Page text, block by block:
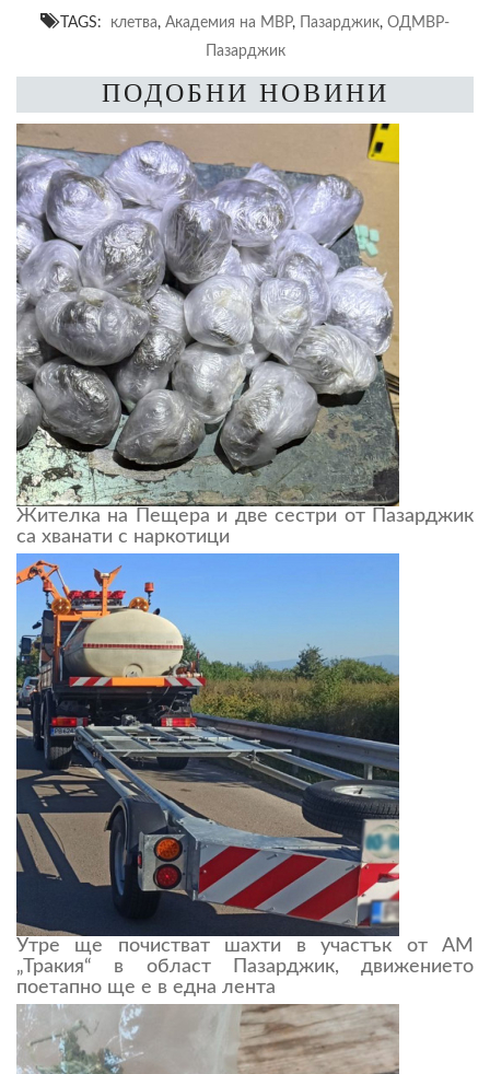
TAGS: клетва, Академия на МВР, Пазарджик, ОДМВР-
Пазарджик
ПОДОБНИ НОВИНИ
Жителка на Пещера и две сестри от Пазарджик
са хванати с наркотици
Утре ще почистват шахти в участък от АМ
„Тракия“ в област Пазарджик, движението
поетапно ще е в една лента